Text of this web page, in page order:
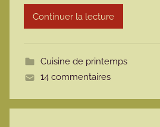
r
m
t
e
Continuer la lecture
Cuisine de printemps
14 commentaires